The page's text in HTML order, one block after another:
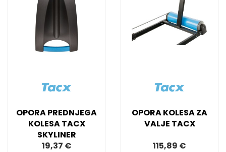
OPORA PREDNJEGA
KOLESA TACX
SKYLINER
19,37 €
OPORA KOLESA ZA
VALJE TACX
115,89 €